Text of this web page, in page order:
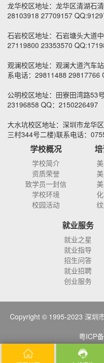
龙华校区地址：龙华区清湖石
28103918 27709157
石岩校区地址：石岩塘头大道
27119800 23353570
观澜校区地址：观澜大道汽车
系电话：29811488 29817766
公明校区地址：田寮田湾路53
23196858 QQ：2150226497
大水坑校区地址：深圳市龙华
三村344号二楼)联系电话：
学校概况
学校简介
资质荣誉
致学员一封信
学校环境
校园活动
就业服务
就业之星
就业指导
招生问答
就业招聘
创业服务
Copyright © 1995-2023 深圳
粤ICP